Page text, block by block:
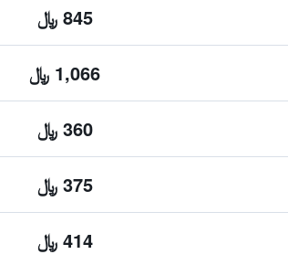
845 ﷼
1,066 ﷼
360 ﷼
375 ﷼
414 ﷼